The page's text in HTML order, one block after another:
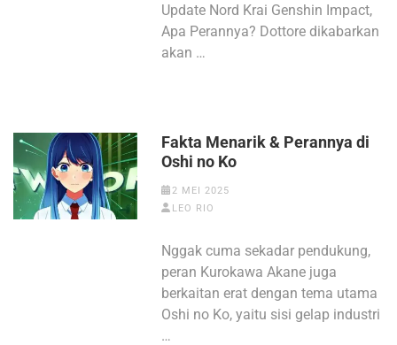
Update Nord Krai Genshin Impact,
Apa Perannya? Dottore dikabarkan
akan …
Fakta Menarik & Perannya di
Oshi no Ko
2 MEI 2025
LEO RIO
Nggak cuma sekadar pendukung,
peran Kurokawa Akane juga
berkaitan erat dengan tema utama
Oshi no Ko, yaitu sisi gelap industri
…